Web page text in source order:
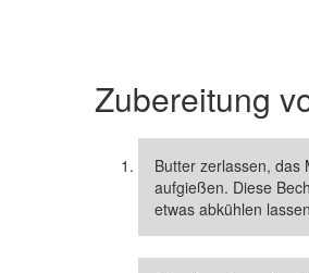
Zubereitung
Butter zerlassen, das
aufgießen. Diese
etwas abkühlen